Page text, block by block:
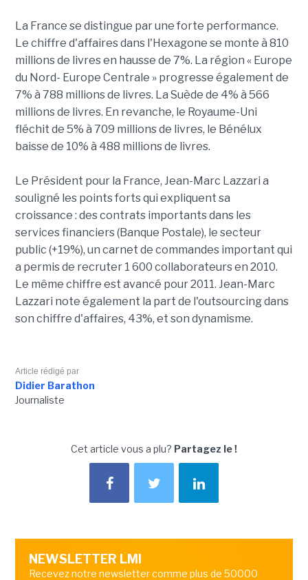
La France se distingue par une forte performance.
Le chiffre d'affaires dans l'Hexagone se monte à 810
millions de livres en hausse de 7%. La région « Europe
du Nord- Europe Centrale » progresse également de
7% à 788 millions de livres. La Suède de 4% à 566
millions de livres. En revanche, le Royaume-Uni
fléchit de 5% à 709 millions de livres, le Bénélux
baisse de 10% à 488 millions de livres.
Le Président pour la France, Jean-Marc Lazzari a
souligné les points forts qui expliquent sa
croissance : des contrats importants dans les
services financiers (Banque Postale), le secteur
public (+19%), un carnet de commandes important qui
a permis de recruter 1 600 collaborateurs en 2010.
Le même chiffre est avancé pour 2011. Jean-Marc
Lazzari note également la part de l'outsourcing dans
son chiffre d'affaires, 43%, et son dynamisme.
Article rédigé par
Didier Barathon
Journaliste
Cet article vous a plu? Partagez le !
NEWSLETTER LMI
Recevez notre newsletter comme plus de 50000